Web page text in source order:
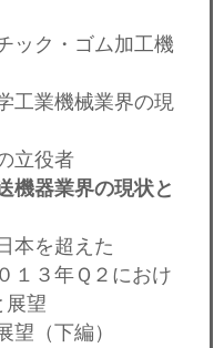
ック・ゴム加工機
工業機械業界の現
立役者
機器業界の現状と
本を超えた
１３年Ｑ２におけ
展望
望（下編）